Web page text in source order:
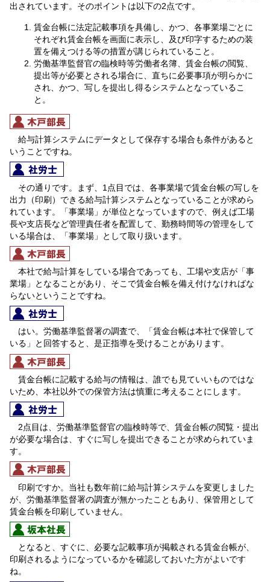
出されています。そのポイントは以下の2点です。
賃金台帳に法定記載事項を具備し、かつ、各事業場ごとに
それぞれ賃金台帳を画面に表示し、及び印字するための装
置を備えつける等の措置が講じられていること。
労働基準監督官の臨検時等労働者名簿、賃金台帳の閲覧、
提出等が必要とされる場合に、直ちに必要事項が明らかに
され、かつ、写しを提出し得るシステムとなっているこ
と。
給与計算システムにデータとして保存する場合も条件があると
いうことですね。
その通りです。まず、1点目では、各事業場で賃金台帳の写しを
出力（印刷）できる給与計算システムとなっていることが求めら
れています。「事業場」が単位となっていますので、例えば工場
長や支店長など管理責任者を配置して、勤務時間等の管理をして
いる場合は、「事業場」として取り扱います。
本社で給与計算をしている場合であっても、工場や支店が「事
業場」となることがあり、そこで賃金台帳を備え付けなければな
らないということですね。
はい。労働基準監督署の調査で、「賃金台帳は本社で保管して
いる」と回答すると、是正指導を受けることがあります。
賃金台帳に記載する給与の情報は、誰でも見ていいものではな
いため、本社以外での保管方法は慎重に考えることにします。
2点目は、労働基準監督官の臨検時等で、賃金台帳の閲覧・提出
が必要な場合は、すぐに写しを提出できることが求められていま
す。
印刷ですか。当社も数年前に給与計算システムを変更しました
が、労働基準監督署の調査が無かったこともあり、保管用として
賃金台帳を印刷していません。
となると、すぐに、必要な記載事項が掲載される賃金台帳が、
印刷されるようになっているかを確認しておいた方がよいです
ね。